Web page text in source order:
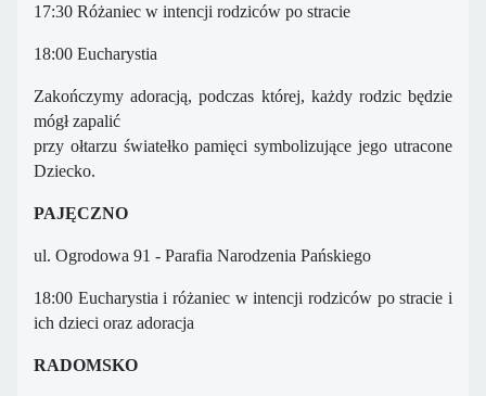
17:30 Różaniec w intencji rodziców po stracie
18:00 Eucharystia
Zakończymy adoracją, podczas której, każdy rodzic będzie
mógł zapalić
przy ołtarzu światełko pamięci symbolizujące jego utracone
Dziecko.
PAJĘCZNO
ul. Ogrodowa 91 - Parafia Narodzenia Pańskiego
18:00 Eucharystia i różaniec w intencji rodziców po stracie i
ich dzieci oraz adoracja
RADOMSKO